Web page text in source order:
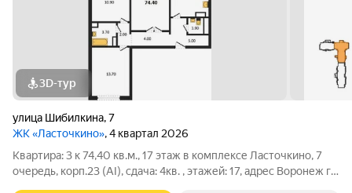
3D-тур
улица Шибилкина,7
ЖК «Ласточкино», 4 квартал 2026
Квартира: 3 к 74,40 кв.м., 17 этаж в комплексе Ласточкино, 7
очередь, корп.23 (АI), сдача: 4кв. , этажей: 17, адрес Воронеж г.,